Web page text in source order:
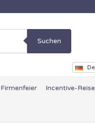
Suchen
Firmenfeier Incentive-Reise